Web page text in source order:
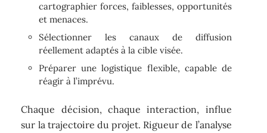
cartographier forces, faiblesses, opportunités
et menaces.
Sélectionner les canaux de diffusion
réellement adaptés à la cible visée.
Préparer une logistique flexible, capable de
réagir à l’imprévu.
Chaque décision, chaque interaction, influe
sur la trajectoire du projet. Rigueur de l’analyse